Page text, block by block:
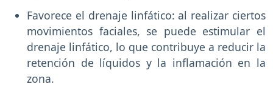
Favorece el drenaje linfático: al realizar ciertos
movimientos faciales, se puede estimular el
drenaje linfático, lo que contribuye a reducir la
retención de líquidos y la inflamación en la
zona.